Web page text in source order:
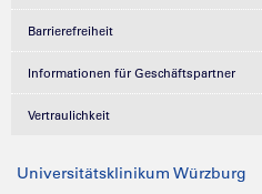
Barrierefreiheit
Informationen für Geschäftspartner
Vertraulichkeit
Universitätsklinikum Würzburg